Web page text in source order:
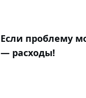
Если проблему
— расходы!